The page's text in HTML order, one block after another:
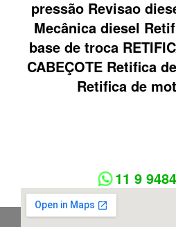
pressão Revisao
Mecânica diesel
base de troca
CABEÇOTE Retifica
Retifica de
11 9